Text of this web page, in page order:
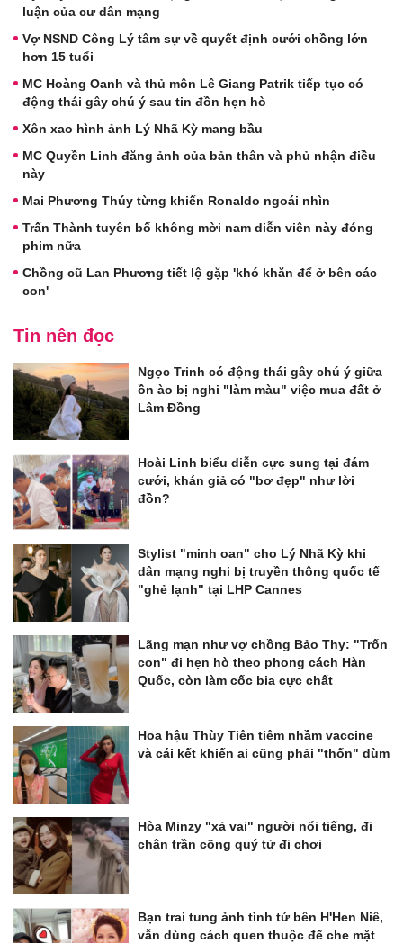
luận của cư dân mạng
Vợ NSND Công Lý tâm sự về quyết định cưới chồng lớn
hơn 15 tuổi
MC Hoàng Oanh và thủ môn Lê Giang Patrik tiếp tục có
động thái gây chú ý sau tin đồn hẹn hò
Xôn xao hình ảnh Lý Nhã Kỳ mang bầu
MC Quyền Linh đăng ảnh của bản thân và phủ nhận điều
này
Mai Phương Thúy từng khiến Ronaldo ngoái nhìn
Trấn Thành tuyên bố không mời nam diễn viên này đóng
phim nữa
Chồng cũ Lan Phương tiết lộ gặp 'khó khăn để ở bên các
con'
Tin nên đọc
Ngọc Trinh có động thái gây chú ý giữa
ồn ào bị nghi "làm màu" việc mua đất ở
Lâm Đồng
Hoài Linh biểu diễn cực sung tại đám
cưới, khán giả có "bơ đẹp" như lời
đồn?
Stylist "minh oan" cho Lý Nhã Kỳ khi
dân mạng nghi bị truyền thông quốc tế
"ghẻ lạnh" tại LHP Cannes
Lãng mạn như vợ chồng Bảo Thy: "Trốn
con" đi hẹn hò theo phong cách Hàn
Quốc, còn làm cốc bia cực chất
Hoa hậu Thùy Tiên tiêm nhầm vaccine
và cái kết khiến ai cũng phải "thốn" dùm
Hòa Minzy "xả vai" người nổi tiếng, đi
chân trần cõng quý tử đi chơi
Bạn trai tung ảnh tình tứ bên H'Hen Niê,
vẫn dùng cách quen thuộc để che mặt